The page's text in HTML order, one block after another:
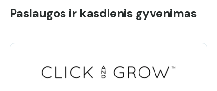
Paslaugos ir kasdienis gyvenimas